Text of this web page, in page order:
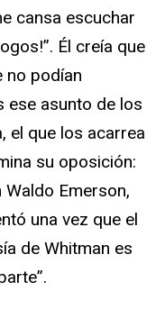
cansa escuchar
Él creía que
no podían
asunto de los
el que los acarrea
su oposición:
Emerson,
una vez que el
de Whitman es